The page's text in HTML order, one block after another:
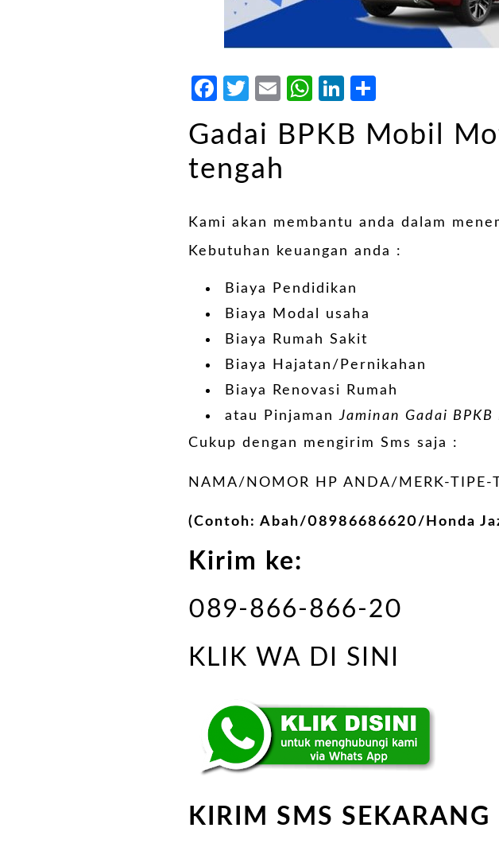
Facebook
Twitter
EmailWhatsApp
LinkedIn
Gadai BPKB Mobil
tengah
Kami akan membantu anda dalam
Kebutuhan keuangan anda :
Biaya Pendidikan
Biaya Modal usaha
Biaya Rumah Sakit
Biaya Hajatan/Pernikahan
Biaya Renovasi Rumah
atau PinjamanJaminan Gadai
Cukup dengan mengirim Sms saja :
NAMA/NOMOR HP ANDA/MERK-TIPE-
(Contoh: Abah/08986686620/Honda
Kirim ke:
089-866-866-20
KLIK WA DI SINI
KIRIM SMS SEKARANG